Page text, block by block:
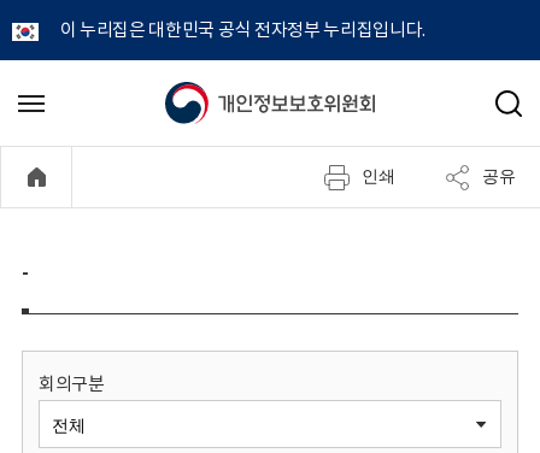
이 누리집은 대한민국 공식 전자정부 누리집입니다.
개
정
보
메
기
검
인쇄 공유
-
회의구분